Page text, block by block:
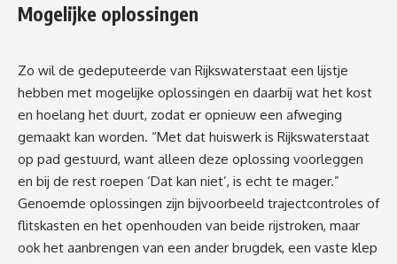
Mogelijke oplossingen
Zo wil de gedeputeerde van Rijkswaterstaat een lijstje
hebben met mogelijke oplossingen en daarbij wat het kost
en hoelang het duurt, zodat er opnieuw een afweging
gemaakt kan worden. “Met dat huiswerk is Rijkswaterstaat
op pad gestuurd, want alleen deze oplossing voorleggen
en bij de rest roepen ‘Dat kan niet’, is echt te mager.”
Genoemde oplossingen zijn bijvoorbeeld trajectcontroles of
flitskasten en het openhouden van beide rijstroken, maar
ook het aanbrengen van een ander brugdek, een vaste klep